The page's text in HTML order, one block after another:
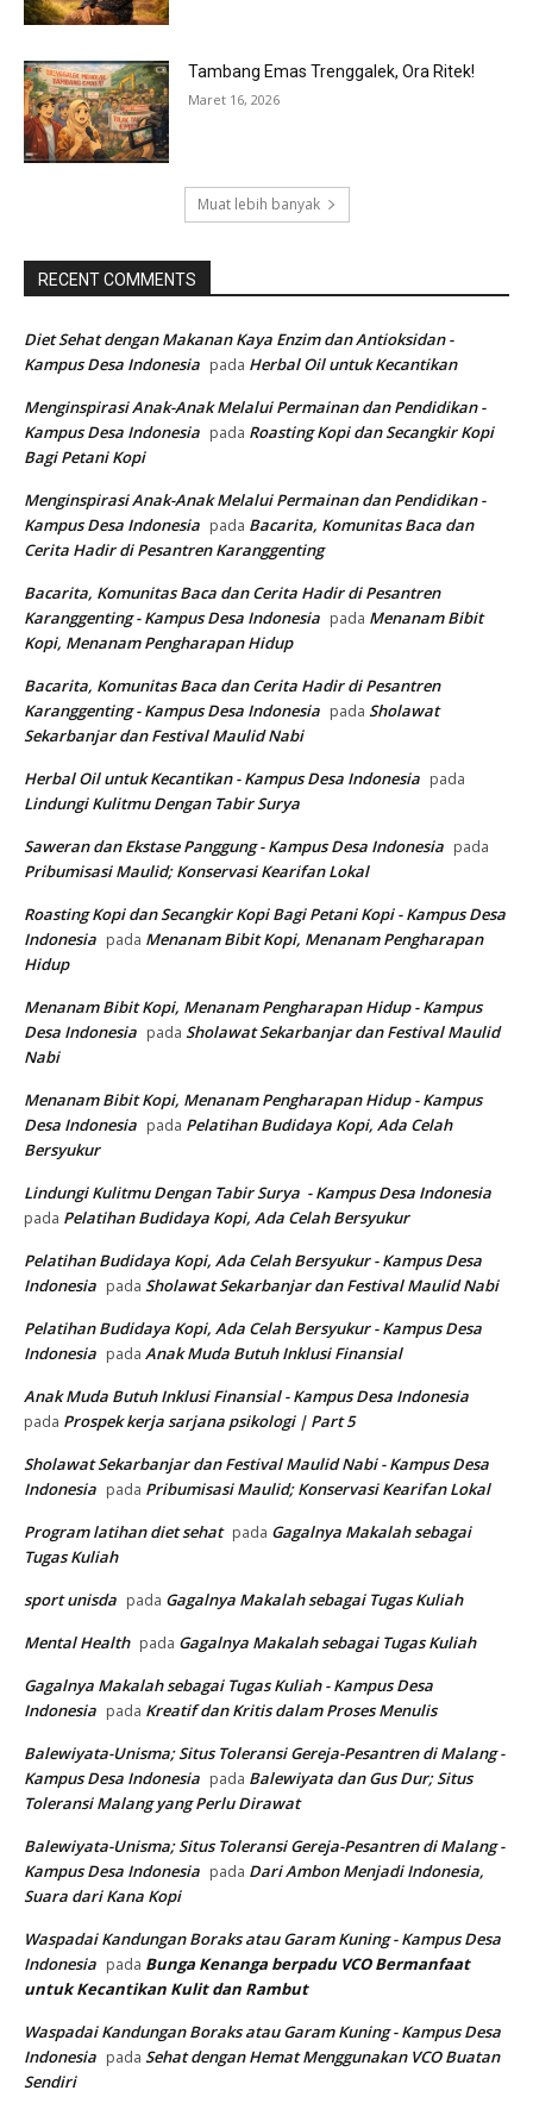
Tambang Emas Trenggalek, Ora Ritek!
Maret 16, 2026
Muat lebih banyak
RECENT COMMENTS
Diet Sehat dengan Makanan Kaya Enzim dan Antioksidan -
Kampus Desa Indonesia pada Herbal Oil untuk Kecantikan
Menginspirasi Anak-Anak Melalui Permainan dan Pendidikan -
Kampus Desa Indonesia pada Roasting Kopi dan Secangkir Kopi
Bagi Petani Kopi
Menginspirasi Anak-Anak Melalui Permainan dan Pendidikan -
Kampus Desa Indonesia pada Bacarita, Komunitas Baca dan
Cerita Hadir di Pesantren Karanggenting
Bacarita, Komunitas Baca dan Cerita Hadir di Pesantren
Karanggenting - Kampus Desa Indonesia pada Menanam Bibit
Kopi, Menanam Pengharapan Hidup
Bacarita, Komunitas Baca dan Cerita Hadir di Pesantren
Karanggenting - Kampus Desa Indonesia pada Sholawat
Sekarbanjar dan Festival Maulid Nabi
Herbal Oil untuk Kecantikan - Kampus Desa Indonesia pada
Lindungi Kulitmu Dengan Tabir Surya
Saweran dan Ekstase Panggung - Kampus Desa Indonesia pada
Pribumisasi Maulid; Konservasi Kearifan Lokal
Roasting Kopi dan Secangkir Kopi Bagi Petani Kopi - Kampus Desa
Indonesia pada Menanam Bibit Kopi, Menanam Pengharapan
Hidup
Menanam Bibit Kopi, Menanam Pengharapan Hidup - Kampus
Desa Indonesia pada Sholawat Sekarbanjar dan Festival Maulid
Nabi
Menanam Bibit Kopi, Menanam Pengharapan Hidup - Kampus
Desa Indonesia pada Pelatihan Budidaya Kopi, Ada Celah
Bersyukur
Lindungi Kulitmu Dengan Tabir Surya - Kampus Desa Indonesia
pada Pelatihan Budidaya Kopi, Ada Celah Bersyukur
Pelatihan Budidaya Kopi, Ada Celah Bersyukur - Kampus Desa
Indonesia pada Sholawat Sekarbanjar dan Festival Maulid Nabi
Pelatihan Budidaya Kopi, Ada Celah Bersyukur - Kampus Desa
Indonesia pada Anak Muda Butuh Inklusi Finansial
Anak Muda Butuh Inklusi Finansial - Kampus Desa Indonesia
pada Prospek kerja sarjana psikologi | Part 5
Sholawat Sekarbanjar dan Festival Maulid Nabi - Kampus Desa
Indonesia pada Pribumisasi Maulid; Konservasi Kearifan Lokal
Program latihan diet sehat pada Gagalnya Makalah sebagai
Tugas Kuliah
sport unisda pada Gagalnya Makalah sebagai Tugas Kuliah
Mental Health pada Gagalnya Makalah sebagai Tugas Kuliah
Gagalnya Makalah sebagai Tugas Kuliah - Kampus Desa
Indonesia pada Kreatif dan Kritis dalam Proses Menulis
Balewiyata-Unisma; Situs Toleransi Gereja-Pesantren di Malang -
Kampus Desa Indonesia pada Balewiyata dan Gus Dur; Situs
Toleransi Malang yang Perlu Dirawat
Balewiyata-Unisma; Situs Toleransi Gereja-Pesantren di Malang -
Kampus Desa Indonesia pada Dari Ambon Menjadi Indonesia,
Suara dari Kana Kopi
Waspadai Kandungan Boraks atau Garam Kuning - Kampus Desa
Indonesia pada Bunga Kenanga berpadu VCOBermanfaat
untuk Kecantikan Kulit dan Rambut
Waspadai Kandungan Boraks atau Garam Kuning - Kampus Desa
Indonesia pada Sehat dengan Hemat Menggunakan VCO Buatan
Sendiri